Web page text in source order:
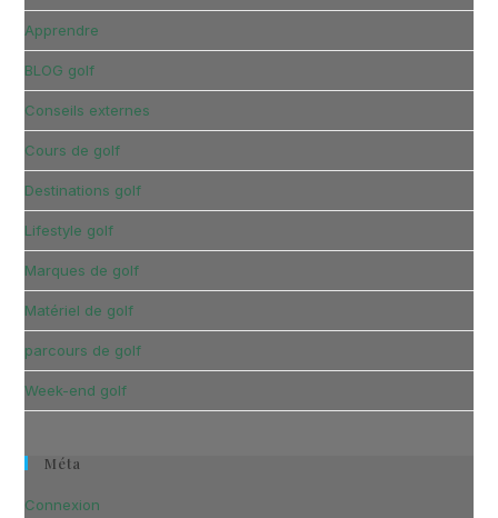
Apprendre
BLOG golf
Conseils externes
Cours de golf
Destinations golf
Lifestyle golf
Marques de golf
Matériel de golf
parcours de golf
Week-end golf
Méta
Connexion